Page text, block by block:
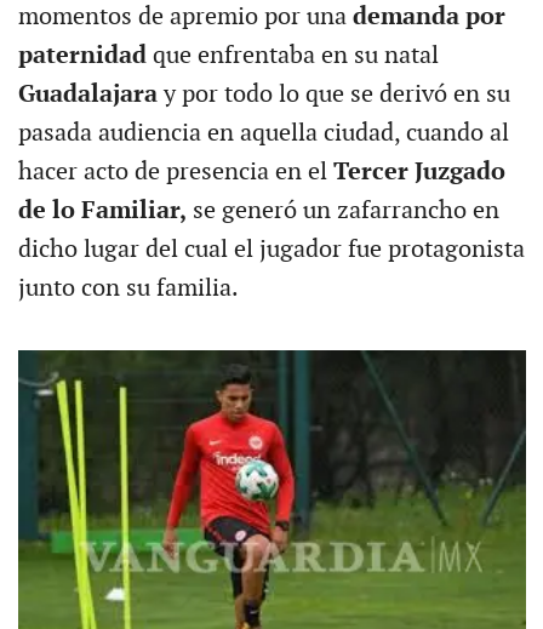
momentos de apremio por una demanda por
paternidad que enfrentaba en su natal
Guadalajaray por todo lo que se derivó en su
pasada audiencia en aquella ciudad, cuando al
hacer acto de presencia en elTercer Juzgado
de lo Familiar, se generó un zafarrancho en
dicho lugar del cual el jugador fue protagonista
junto con su familia.